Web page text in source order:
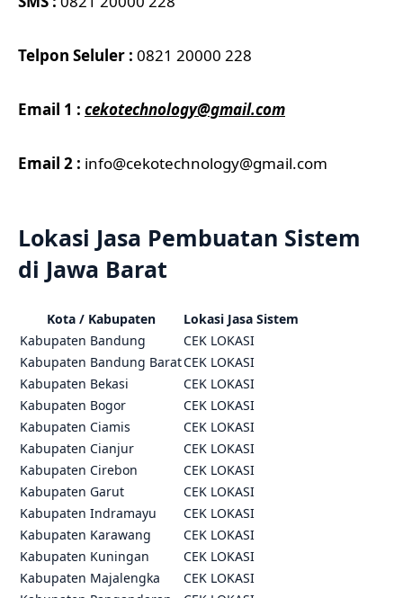
Telpon Seluler : 0821 20000 228
Email 1 : cekotechnology@gmail.com
Email 2 : info@cekotechnology@gmail.com
Lokasi Jasa Pembuatan Sistem
di Jawa Barat
Kota / Kabupaten
Lokasi Jasa Sistem
Kabupaten Bandung
CEK LOKASI
Kabupaten Bandung BaratCEK LOKASI
Kabupaten Bekasi
CEK LOKASI
Kabupaten Bogor
CEK LOKASI
Kabupaten Ciamis
CEK LOKASI
Kabupaten Cianjur
CEK LOKASI
Kabupaten Cirebon
CEK LOKASI
Kabupaten Garut
CEK LOKASI
Kabupaten Indramayu
CEK LOKASI
Kabupaten Karawang
CEK LOKASI
Kabupaten Kuningan
CEK LOKASI
Kabupaten Majalengka
CEK LOKASI